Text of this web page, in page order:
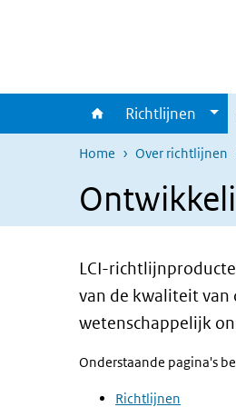
Richtlijnen
Home Over richtlijnen
LCI-
van de kwaliteit van
wetenschappelijk
Onderstaande pagina's
Richtlijnen